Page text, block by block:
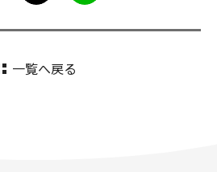
一覧へ戻る